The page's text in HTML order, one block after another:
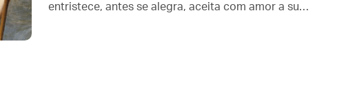
entristece, antes se alegra, aceita com amor a sua